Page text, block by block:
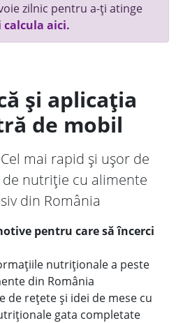
zilnic pentru a-ți atinge
aici.
și aplicația
de mobil
mai rapid și ușor de
nutriție cu alimente
din România
pentru care să încerci
nutriționale a peste
din România
de rețete și idei de mese cu
gata completate